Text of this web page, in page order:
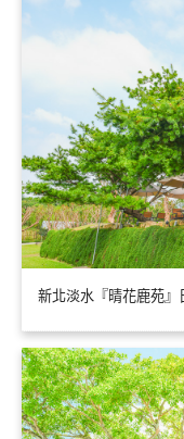
新北淡水『晴花鹿苑』